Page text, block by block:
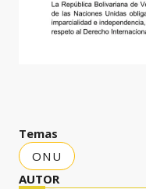
Temas
ONU
AUTOR